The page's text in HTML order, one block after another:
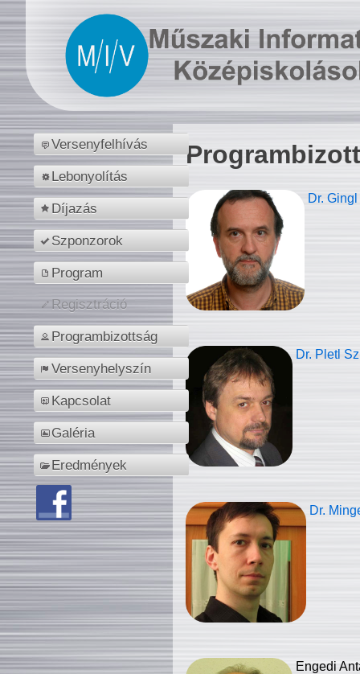
Versenyfelhívás
Lebonyolítás
Díjazás
Szponzorok
Program
Regisztráció
Programbizottság
Versenyhelyszín
Kapcsolat
Galéria
Eredmények
Dr.
Dr. Pletl
Dr.
Engedi